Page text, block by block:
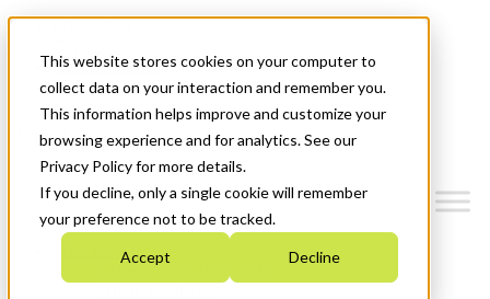
This website stores cookies on your computer to
collect data on your interaction and remember you.
This information helps improve and customize your
browsing experience and for analytics. See our
Privacy Policy for more details.
If you decline, only a single cookie will remember
your preference not to be tracked.
Accept Decline
News & Events
Get Started
Menu
Who We Are
Strategic Plan 2026-2030